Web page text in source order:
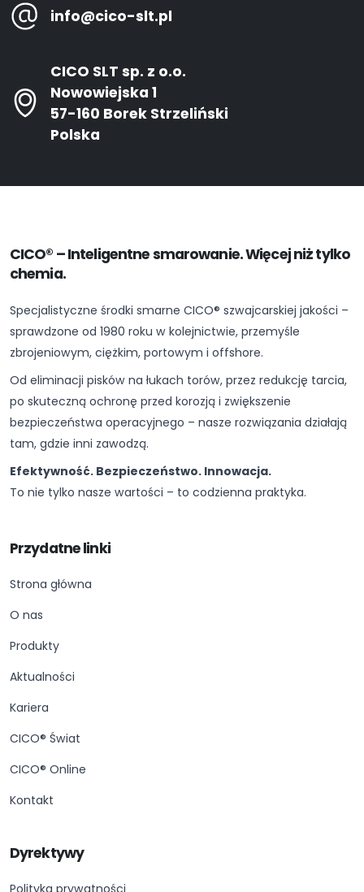
info@cico-slt.pl
CICO SLT sp. z o.o.
Nowowiejska 1
57-160 Borek Strzeliński
Polska
CICO® – Inteligentne smarowanie. Więcej niż tylko
chemia.
Specjalistyczne środki smarne CICO® szwajcarskiej jakości –
sprawdzone od 1980 roku w kolejnictwie, przemyśle
zbrojeniowym, ciężkim, portowym i offshore.
Od eliminacji pisków na łukach torów, przez redukcję tarcia,
po skuteczną ochronę przed korozją i zwiększenie
bezpieczeństwa operacyjnego – nasze rozwiązania działają
tam, gdzie inni zawodzą.
Efektywność. Bezpieczeństwo. Innowacja.
To nie tylko nasze wartości – to codzienna praktyka.
Przydatne linki
Strona główna
O nas
Produkty
Aktualności
Kariera
CICO® Świat
CICO® Online
Kontakt
Dyrektywy